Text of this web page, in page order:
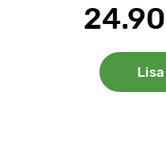
24.90